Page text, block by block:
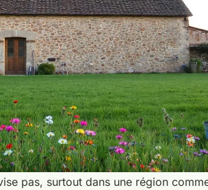
pas, surtout dans une région